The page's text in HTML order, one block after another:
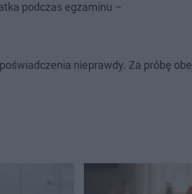
podczas egzaminu –
nieprawdy. Za próbę